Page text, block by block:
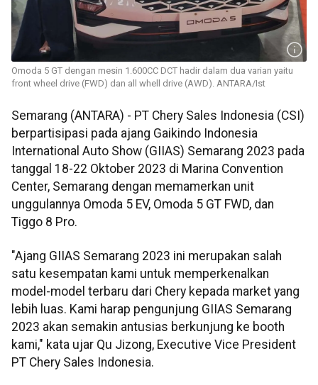
Omoda 5 GT dengan mesin 1.600CC DCT hadir dalam dua varian yaitu
front wheel drive (FWD) dan all whell drive (AWD). ANTARA/Ist
Semarang (ANTARA) - PT Chery Sales Indonesia (CSI)
berpartisipasi pada ajang Gaikindo Indonesia
International Auto Show (GIIAS) Semarang 2023 pada
tanggal 18-22 Oktober 2023 di Marina Convention
Center, Semarang dengan memamerkan unit
unggulannya Omoda 5 EV, Omoda 5 GT FWD, dan
Tiggo 8 Pro.
"Ajang GIIAS Semarang 2023 ini merupakan salah
satu kesempatan kami untuk memperkenalkan
model-model terbaru dari Chery kepada market yang
lebih luas. Kami harap pengunjung GIIAS Semarang
2023 akan semakin antusias berkunjung ke booth
kami," kata ujar Qu Jizong, Executive Vice President
PT Chery Sales Indonesia.